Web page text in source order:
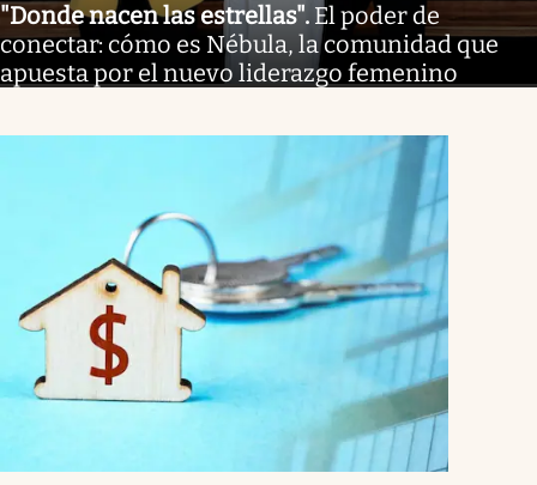
"Donde nacen las estrellas". El poder de
conectar: cómo es Nébula, la comunidad que
apuesta por el nuevo liderazgo femenino